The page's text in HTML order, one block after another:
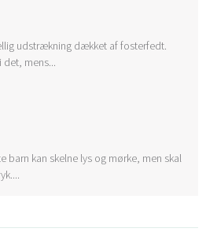
udstrækning dækket af fosterfedt.
det, mens...
barn kan skelne lys og mørke, men skal